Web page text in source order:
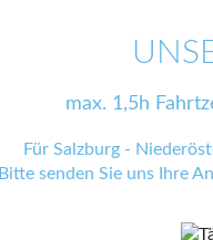
max. 1,5h
Für Salzburg -
Bitte senden Sie uns Ihre